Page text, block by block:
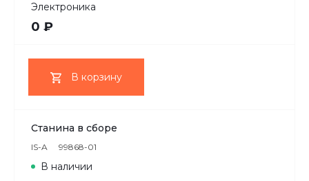
Электроника
0 ₽
В корзину
Станина в сборе
IS-A 99868-01
В наличии